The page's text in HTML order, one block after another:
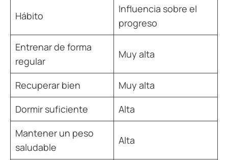
Hábito
Influencia sobre el
progreso
Entrenar de forma
regular
Muy alta
Recuperar bien
Muy alta
Dormir suficiente
Alta
Mantener un peso
saludable
Alta